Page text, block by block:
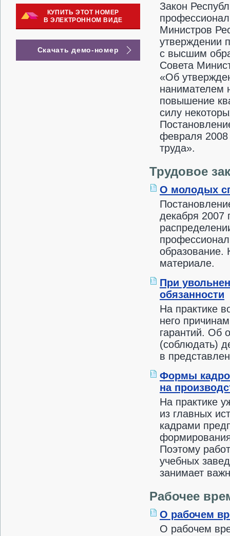
КУПИТЬ ЭТОТ НОМЕР
В ЭЛЕКТРОННОМ ВИДЕ
Скачать демо-номер
Закон
Министров
утверждении
с высшим
Совета
«Об
нанимателем
повышение
силу
февраля 2008
труда».
Трудовое
О молодых
декабря 2007
образование.
материале.
При
обязанности
На практике
него
гарантий. Об
(соблюдать)
в
Формы
на
На практике
из главных
кадрами
Поэтому
учебных
занимает
Рабочее
О рабочем
О рабочем